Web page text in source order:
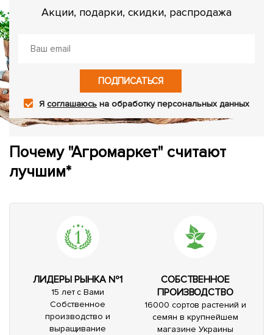
Акции, подарки, скидки, распродажа
ПОДПИСАТЬСЯ
Ясоглашаюсь на обработку персональных данных
Почему "Агромаркет" считают
лучшим*
ЛИДЕРЫ РЫНКА №1
15 лет с Вами
Собственное
производство и
выращивание
СОБСТВЕННОЕ
ПРОИЗВОДСТВО
16000 сортов растений и
семян в крупнейшем
магазине Украины